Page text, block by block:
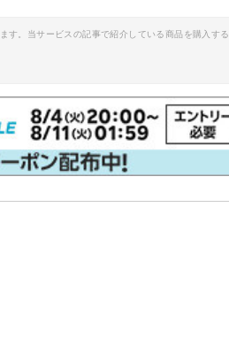
す。当サービスの記事で紹介している商品を購入する